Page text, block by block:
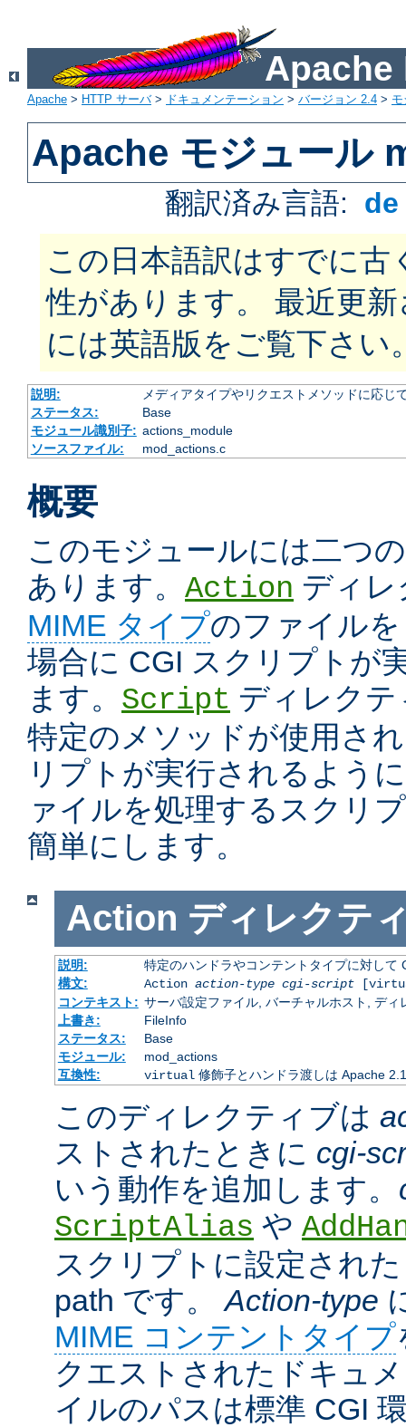
Apache
Apache > HTTP サーバ> ドキュメンテーション > バージョン 2.4 >
Apache モジュール
翻訳済み言語:
この日本語訳はすでに古
性があります。 最近更
には英語版をご覧下さい
説明:
メディアタイプやリクエストメソッドに応じ
ステータス:
Base
モジュール識別子: actions_module
ソースファイル:
mod_actions.c
概要
このモジュールには二つ
あります。 Action ディ
MIME タイプのファイル
場合に CGI スクリプトが
ます。 Script ディレク
特定のメソッドが使用さ
リプトが実行されるよう
ァイルを処理するスクリ
簡単にします。
Action ディレクテ
説明:
特定のハンドラやコンテントタイプに対して
構文:
Action action-type cgi-script
コンテキスト: サーバ設定ファイル, バーチャルホスト, ディ
上書き:
FileInfo
ステータス:
Base
モジュール:
mod_actions
互換性:
virtual 修飾子とハンドラ渡しは Apache
このディレクティブは
ストされたときに cgi-
いう動作を追加します。
ScriptAlias や
スクリプトに設定され
path です。Action-type
MIME コンテントタイプ
クエストされたドキュ
イルのパスは標準 CGI